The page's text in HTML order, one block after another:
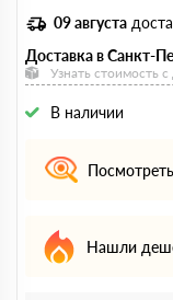
09 августа
Доставка в Санкт-
Узнать стоимость с
В наличии
Нашли